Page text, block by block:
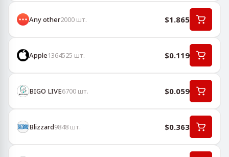
Any other2000 шт. $1.865
Apple1364525 шт. $0.119
BIGO LIVE6700 шт. $0.059
Blizzard9848 шт. $0.363